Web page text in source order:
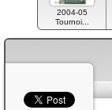
2004-05
Tournoi...